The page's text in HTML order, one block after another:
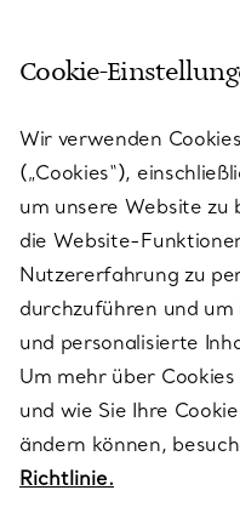
KUNDENSERVICE
SERVICES
ÜBER TIFFANY & CO.
RECHTLICHE HINWEISE
FOLGEN SIE UNS
Cookie-
Wir verwenden
(„Cookies“),
um unsere Website zu
die Website-
Nutzererfahrung zu
durchzuführen und
und personalisierte
Um mehr über
und wie Sie Ihre
ändern können,
Richtlinie.